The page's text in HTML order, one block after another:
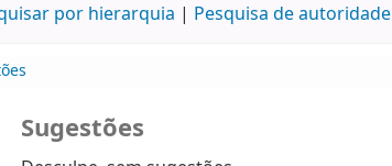
por hierarquia Pesquisa de autoridade
Sugestões